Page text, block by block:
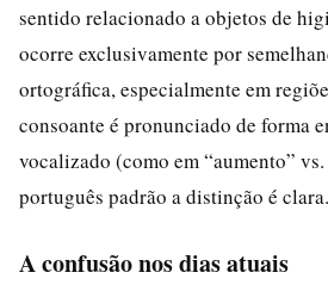
sentido relacionado a objetos de
ocorre exclusivamente por
ortográfica, especialmente em
consoante é pronunciado de forma
vocalizado (como em “aumento”
português padrão a distinção é clara.
A confusão nos dias atuais